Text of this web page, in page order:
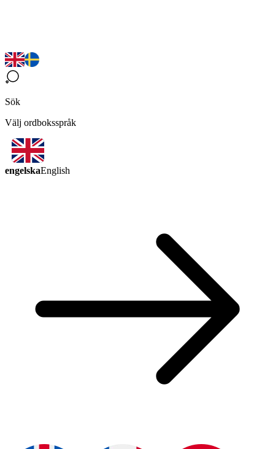
Sök
Välj ordboksspråk
engelskaEnglish